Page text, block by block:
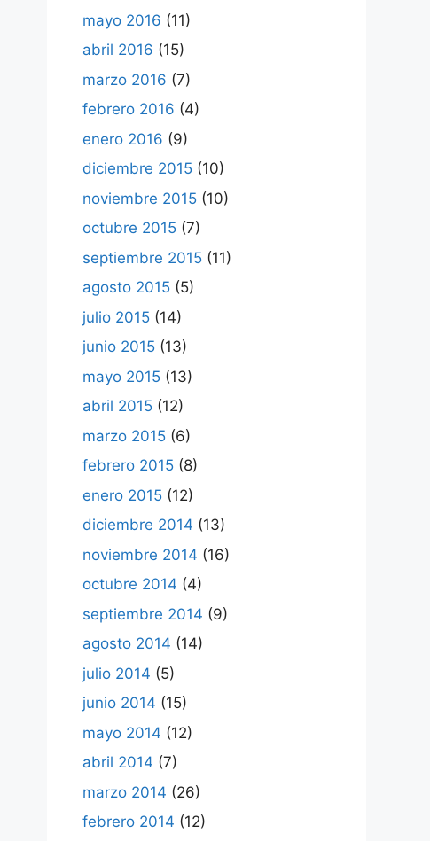
mayo 2016 (11)
abril 2016 (15)
marzo 2016 (7)
febrero 2016 (4)
enero 2016 (9)
diciembre 2015 (10)
noviembre 2015 (10)
octubre 2015 (7)
septiembre 2015 (11)
agosto 2015 (5)
julio 2015 (14)
junio 2015 (13)
mayo 2015 (13)
abril 2015 (12)
marzo 2015 (6)
febrero 2015 (8)
enero 2015 (12)
diciembre 2014 (13)
noviembre 2014 (16)
octubre 2014 (4)
septiembre 2014 (9)
agosto 2014 (14)
julio 2014 (5)
junio 2014 (15)
mayo 2014 (12)
abril 2014 (7)
marzo 2014 (26)
febrero 2014 (12)